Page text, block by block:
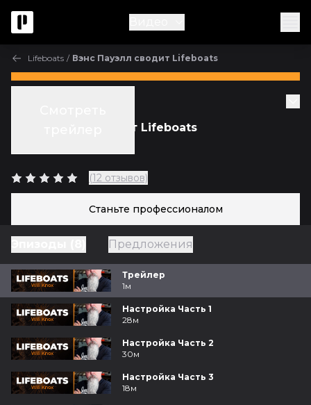
Lifeboats / Вэнс Пауэлл сводит Lifeboats
Вэнс Пауэлл сводит Lifeboats
(12 отзывов)
Станьте профессионалом
Предложения
Трейлер
1м
Настройка Часть 1
28м
Настройка Часть 2
30м
Настройка Часть 3
18м